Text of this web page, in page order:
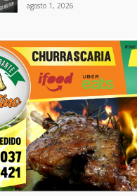
agosto 1, 2026